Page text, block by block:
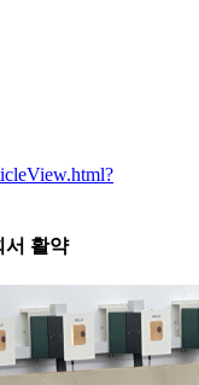
서 활약